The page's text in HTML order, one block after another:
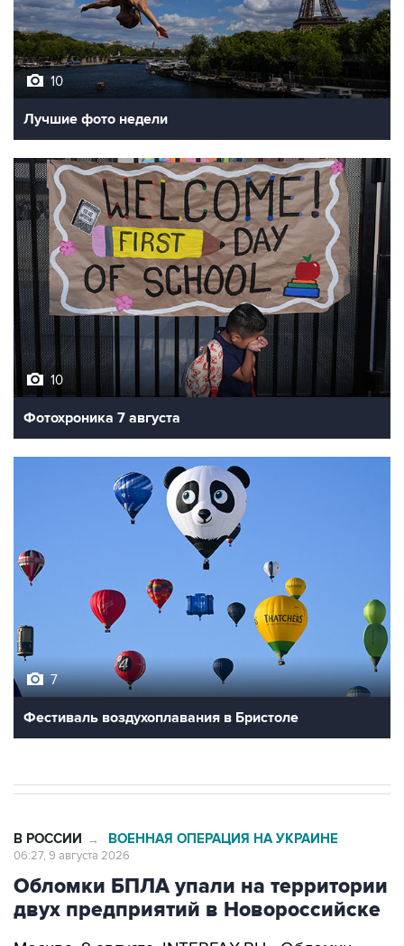
10
Лучшие фото недели
10
Фотохроника 7 августа
7
Фестиваль воздухоплавания в Бристоле
В РОССИИ → ВОЕННАЯ ОПЕРАЦИЯ НА УКРАИНЕ
06:27, 9 августа 2026
Обломки БПЛА упали на территории
двух предприятий в Новороссийске